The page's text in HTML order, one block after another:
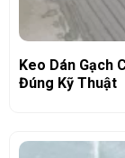
Keo Dán Gạch
Đúng Kỹ Thuật